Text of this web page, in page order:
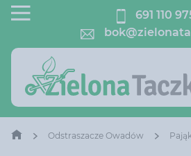
691 110
Odstraszacze Owadów